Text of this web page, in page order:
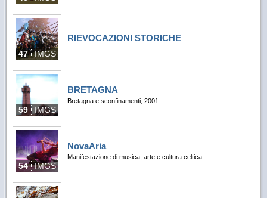
47 IMGS
RIEVOCAZIONI STORICHE
59 IMGS
BRETAGNA
Bretagna e sconfinamenti, 2001
54 IMGS
NovaAria
Manifestazione di musica, arte e cultura celtica